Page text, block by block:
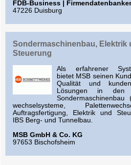
FDB-Business |
47226 Duisburg
Sondermaschinenbau, Elektrik
Steuerung
Als erfahrener
bietet MSB seinen
Qualität und
Lösungen in den
Sondermaschinenbau
wechselsysteme,
Auftragsfertigung, Elektrik und
IBS Berg- und Tunnelbau.
MSB GmbH & Co. KG
97653 Bischofsheim